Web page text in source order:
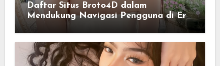
Daftar Situs Broto4D dalam
Mendukung Navigasi Pengguna di Era
Digital Terintegrasi